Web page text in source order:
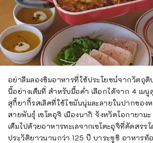
อย่าลืมลองชิมอาหารที่ใช้ประโยชน์จากวัตถุดิ
นี้อย่างเต็มที่ สำหรับมื้อค่ำ เลือกได้จาก 4 เมนู
สุกี้ยากี้รสเลิศที่ใช้ไขมันนุ่มละลายในปากของ
สายพันธุ์ เซโตอุจิ เมืองนากิ จังหวัดโอกายาม
เต็มไปด้วยอาหารทะเลจากเซโตะอุจิที่คัดสรร
ประวัติยาวนานกว่า 125 ปี บาระซูชิ อาหารท้